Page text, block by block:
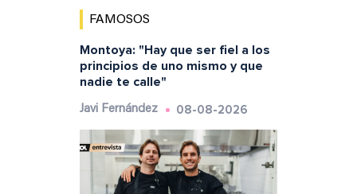
FAMOSOS
Montoya: "Hay que ser fiel a los
principios de uno mismo y que
nadie te calle"
Javi Fernández 08-08-2026